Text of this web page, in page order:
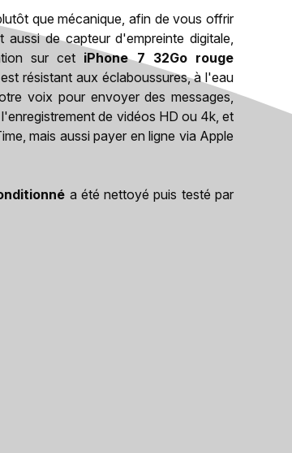
que mécanique, afin de vous offrir
de capteur d'empreinte digitale,
sur cet iPhone 7 32Go rouge
résistant aux éclaboussures, à l'eau
voix pour envoyer des messages,
de vidéos HD ou 4k, et
mais aussi payer en ligne via Apple
a été nettoyé puis testé par